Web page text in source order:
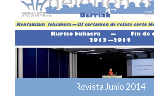
Revista Junio 2014